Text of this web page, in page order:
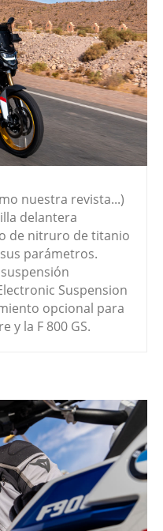
nuestra revista...)
delantera
de nitruro de titanio
parámetros.
Suspension
opcional para
y la F 800 GS.